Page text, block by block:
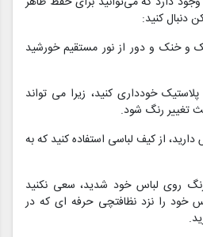
دنبال کنید:
و خنک و دور از نور مستقیم خورشید
خودداری کنید، زیرا می تواند
تغییر رنگ شود.
دارید، از کیف لباسی استفاده کنید که به
رنگ روی لباس خود شدید، سعی نکنید
خود را نزد نظافتچی حرفه ای که در